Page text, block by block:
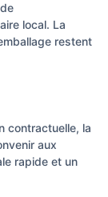
local. La
restent
contractuelle, la
aux
rapide et un